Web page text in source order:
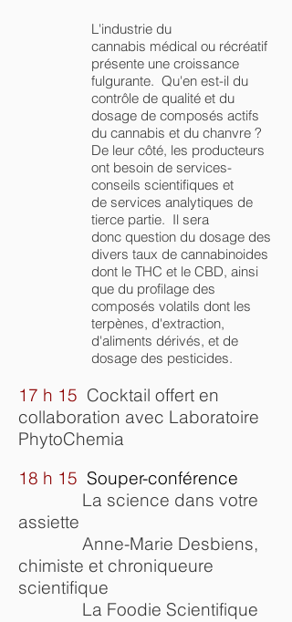
L'industrie du
cannabis médical ou récréatif
présente une croissance
fulgurante. Qu'en est-il du
contrôle de qualité et du
dosage de composés actifs
du cannabis et du chanvre ?
De leur côté, les producteurs
ont besoin de services-
conseils scientifiques et
de services analytiques de
tierce partie. Il sera
donc question du dosage des
divers taux de cannabinoides
dont le THC et le CBD, ainsi
que du profilage des
composés volatils dont les
terpènes, d'extraction,
d'aliments dérivés, et de
dosage des pesticides.
17 h 15 Cocktail offert en
collaboration avec Laboratoire
PhytoChemia
18 h 15 Souper-conférence
La science dans votre
assiette
Anne-Marie Desbiens,
chimiste et chroniqueure
scientifique
La Foodie Scientifique